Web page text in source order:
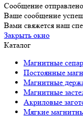
Сообщение отправлено
Ваше сообщение
Вами свяжется наш
Закрыть окно
Каталог
Магнитные
Постоянные
Магнитные
Магнитные
Акриловые
Мягкие